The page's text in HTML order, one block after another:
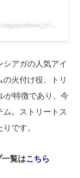
がシェアした投稿 –
アガの人気アイ
火付け役、トリ
が特徴であり、今
ム。ストリートス
です。
覧はこちら